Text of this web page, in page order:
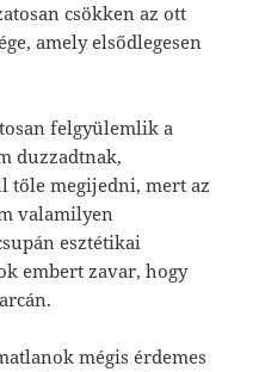
csökken az ott
amely elsődlegesen
felgyülemlik a
duzzadtnak,
tőle megijedni, mert az
valamilyen
esztétikai
embert zavar, hogy
mégis érdemes